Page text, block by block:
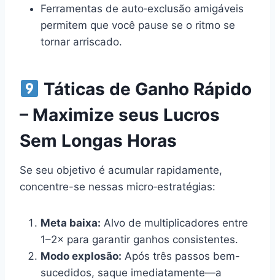
Ferramentas de auto‑exclusão amigáveis
permitem que você pause se o ritmo se
tornar arriscado.
Táticas de Ganho Rápido
– Maximize seus Lucros
Sem Longas Horas
Se seu objetivo é acumular rapidamente,
concentre-se nessas micro‑estratégias:
Meta baixa: Alvo de multiplicadores entre
1–2× para garantir ganhos consistentes.
Modo explosão: Após três passos bem-
sucedidos, saque imediatamente—a